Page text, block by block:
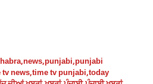
,news,punjabi,punjabi
tv news,time tv punjabi,today